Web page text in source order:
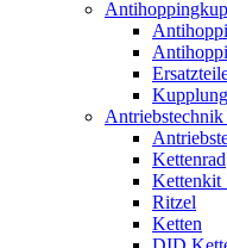
Kettenrad
Kettenkit
Ritzel
Ketten